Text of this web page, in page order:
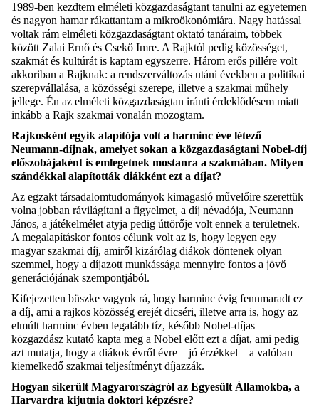
1989-ben kezdtem elméleti közgazdaságtant tanulni az egyetemen
és nagyon hamar rákattantam a mikroökonómiára. Nagy hatással
voltak rám elméleti közgazdaságtant oktató tanáraim, többek
között Zalai Ernő és Csekő Imre. A Rajktól pedig közösséget,
szakmát és kultúrát is kaptam egyszerre. Három erős pillére volt
akkoriban a Rajknak: a rendszerváltozás utáni években a politikai
szerepvállalása, a közösségi szerepe, illetve a szakmai műhely
jellege. Én az elméleti közgazdaságtan iránti érdeklődésem miatt
inkább a Rajk szakmai vonalán mozogtam.
Rajkosként egyik alapítója volt a harminc éve létező
Neumann-díjnak, amelyet sokan a közgazdaságtani Nobel-díj
előszobájaként is emlegetnek mostanra a szakmában. Milyen
szándékkal alapították diákként ezt a díjat?
Az egzakt társadalomtudományok kimagasló művelőire szerettük
volna jobban rávilágítani a figyelmet, a díj névadója, Neumann
János, a játékelmélet atyja pedig úttörője volt ennek a területnek.
A megalapításkor fontos célunk volt az is, hogy legyen egy
magyar szakmai díj, amiről kizárólag diákok döntenek olyan
szemmel, hogy a díjazott munkássága mennyire fontos a jövő
generációjának szempontjából.
Kifejezetten büszke vagyok rá, hogy harminc évig fennmaradt ez
a díj, ami a rajkos közösség erejét dicséri, illetve arra is, hogy az
elmúlt harminc évben legalább tíz, később Nobel-díjas
közgazdász kutató kapta meg a Nobel előtt ezt a díjat, ami pedig
azt mutatja, hogy a diákok évről évre – jó érzékkel – a valóban
kiemelkedő szakmai teljesítményt díjazzák.
Hogyan sikerült Magyarországról az Egyesült Államokba, a
Harvardra kijutnia doktori képzésre?